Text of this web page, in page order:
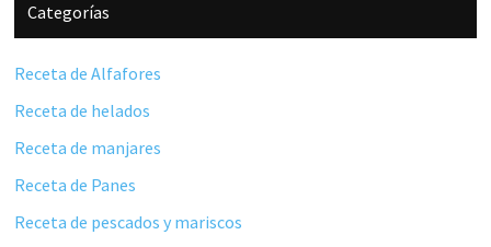
Categorías
Receta de Alfafores
Receta de helados
Receta de manjares
Receta de Panes
Receta de pescados y mariscos